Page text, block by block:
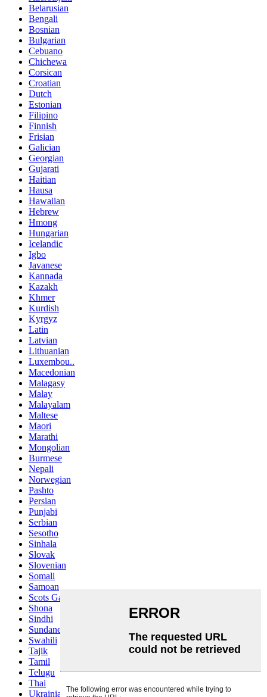
Belarusian
Bengali
Bosnian
Bulgarian
Cebuano
Chichewa
Corsican
Croatian
Dutch
Estonian
Filipino
Finnish
Frisian
Galician
Georgian
Gujarati
Haitian
Hausa
Hawaiian
Hebrew
Hmong
Hungarian
Icelandic
Igbo
Javanese
Kannada
Kazakh
Khmer
Kurdish
Kyrgyz
Latin
Latvian
Lithuanian
Luxembou..
Macedonian
Malagasy
Malay
Malayalam
Maltese
Maori
Marathi
Mongolian
Burmese
Nepali
Norwegian
Pashto
Persian
Punjabi
Serbian
Sesotho
Sinhala
Slovak
Slovenian
Somali
Samoan
Scots Gaelic
Shona
Sindhi
Sundanese
Swahili
Tajik
Tamil
Telugu
Thai
Ukrainian